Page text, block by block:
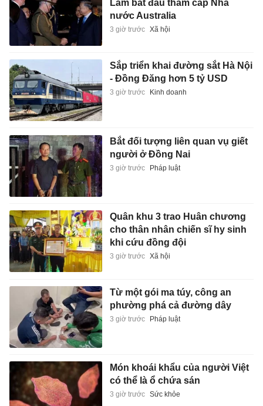
Lâm bắt đầu thăm cấp Nhà
nước Australia
3 giờ trước Xã hội
Sắp triển khai đường sắt Hà Nội
- Đồng Đăng hơn 5 tỷ USD
3 giờ trước Kinh doanh
Bắt đối tượng liên quan vụ giết
người ở Đồng Nai
3 giờ trước Pháp luật
Quân khu 3 trao Huân chương
cho thân nhân chiến sĩ hy sinh
khi cứu đồng đội
3 giờ trước Xã hội
Từ một gói ma túy, công an
phường phá cả đường dây
3 giờ trước Pháp luật
Món khoái khẩu của người Việt
có thể là ổ chứa sán
3 giờ trước Sức khỏe